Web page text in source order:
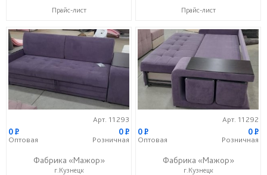
Прайс-лист Прайс-лист
Арт. 11293
0P
Оптовая
0P
Розничная
Фабрика «Мажор»
г.Кузнецк
Арт. 11292
0P
Оптовая
0P
Розничная
Фабрика «Мажор»
г.Кузнецк